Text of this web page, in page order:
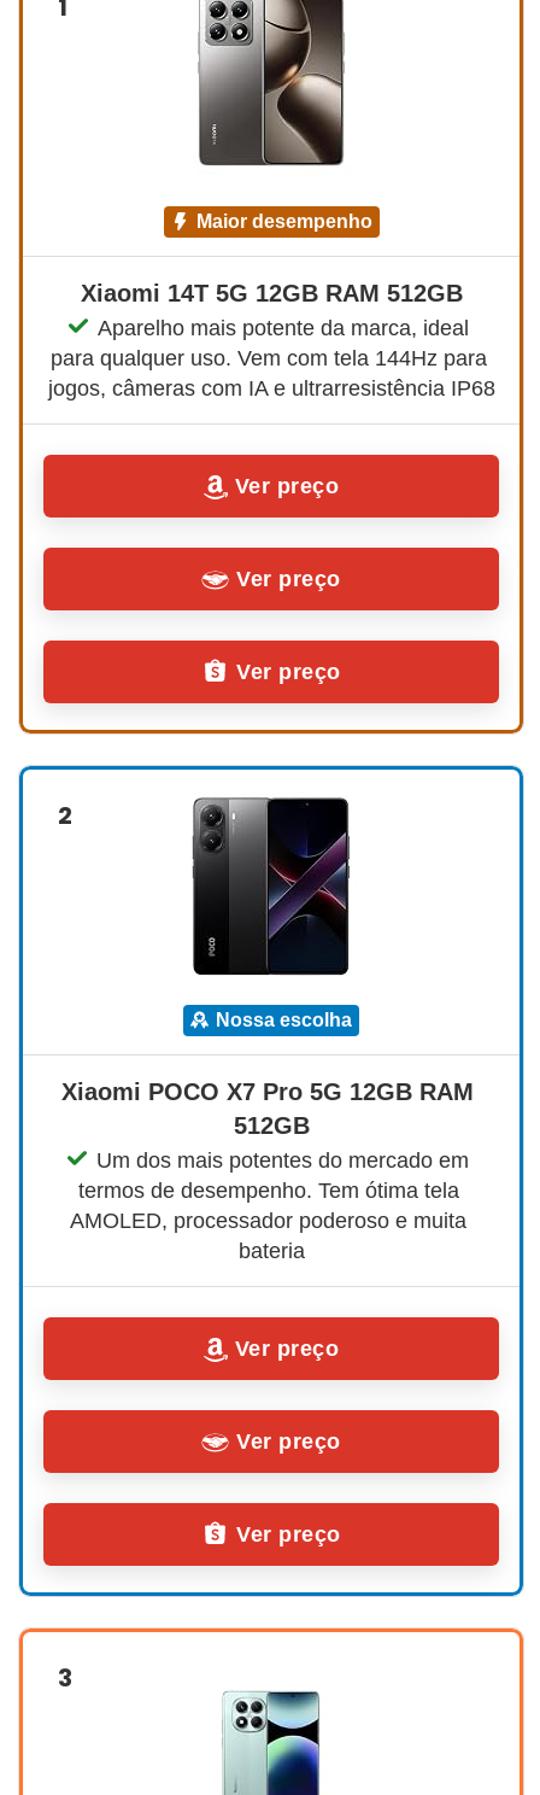
1
maior desempenho
Xiaomi 14T 5G 12GB RAM 512GB
Aparelho mais potente da marca, ideal
para qualquer uso. Vem com tela 144Hz para
jogos, câmeras com IA e ultrarresistência IP68
Ver preço
Ver preço
Ver preço
2
nossa escolha
Xiaomi POCO X7 Pro 5G 12GB RAM
512GB
Um dos mais potentes do mercado em
termos de desempenho. Tem ótima tela
AMOLED, processador poderoso e muita
bateria
Ver preço
Ver preço
Ver preço
3